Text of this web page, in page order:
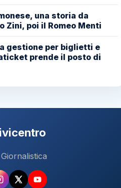
una storia da
Zini, poi il Romeo Menti
gestione per biglietti e
prende il posto di